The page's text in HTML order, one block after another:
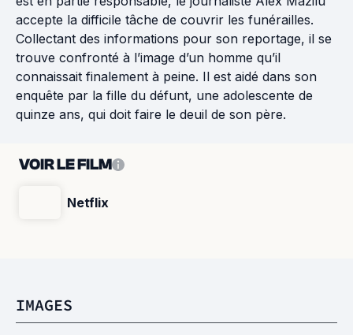
accepte la difficile tâche de couvrir les funérailles.
Collectant des informations pour son reportage, il se
trouve confronté à l’image d’un homme qu’il
connaissait finalement à peine. Il est aidé dans son
enquête par la fille du défunt, une adolescente de
quinze ans, qui doit faire le deuil de son père.
VOIR LE FILM
Netflix
IMAGES